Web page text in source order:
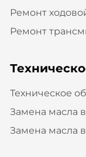
Ремонт
Ремонт
Техническое
Замена масла
Замена масла